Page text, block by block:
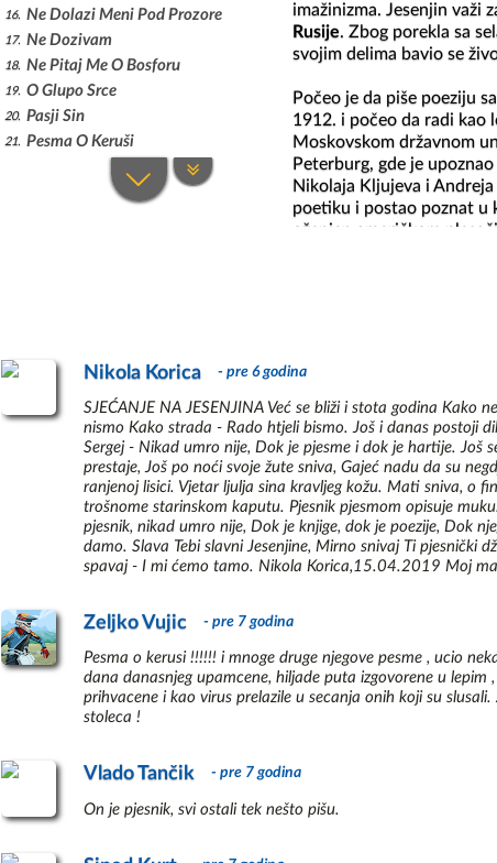
imažinizma. Jesenjin važi
Rusije. Zbog porekla sa
svojim delima bavio se
Počeo je da piše poeziju
1912. i počeo da radi kao
Moskovskom državnom
Peterburg, gde je
Nikolaja Kljujeva i
poetiku i postao poznat u
oženjen američkom
sa kojom je imao dvoje
poznati matematičar i
Dankan, oženio se
Sofijom Tolstajom,
U početku, Jesenjin je
razočarao njenim
Sovjetskom Savezu,
Sergej Jesenjin se obesio
Postoji sumnja se da je to
30 godina. Galina
16 Ne Dolazi Meni Pod Prozore
17 Ne Dozivam
18 Ne Pitaj Me O Bosforu
19 O Glupo Srce
20 Pasji Sin
21 Pesma O Keruši
30 Ruke Drage
32 Smirila Se Moja Davna Rana
Sviraj, Sviraj Harmoniko
Ti Ne Volis I Ne Žaiš Mene
Videvši Zemlju
40 Život Vam Je
Nikola Korica - pre 6 godina
SJEĆANJE NA JESENJINA Već se bliži i stota godina Kako
nismo Kako strada - Rado htjeli bismo. Još i danas postoji
Sergej - Nikad umro nije, Dok je pjesme i dok je hartije. Još
prestaje, Još po noći svoje žute sniva, Gajeć nadu da su
ranjenoj lisici. Vjetar ljulja sina kravljeg kožu. Mati sniva, o
trošnome starinskom kaputu. Pjesnik pjesmom opisuje
pjesnik, nikad umro nije, Dok je knjige, dok je poezije, Dok
damo. Slava Tebi slavni Jesenjine, Mirno snivaj Ti pjesnički
spavaj - I mi ćemo tamo. Nikola Korica,15.04.2019 Moj
Zeljko Vujic - pre 7 godina
Pesma o kerusi !!!!!! i mnoge druge njegove pesme , ucio
dana danasnjeg upamcene, hiljade puta izgovorene u lepim
prihvacene i kao virus prelazile u secanja onih koji su
stoleca !
Vlado Tančik - pre 7 godina
On je pjesnik, svi ostali tek nešto pišu.